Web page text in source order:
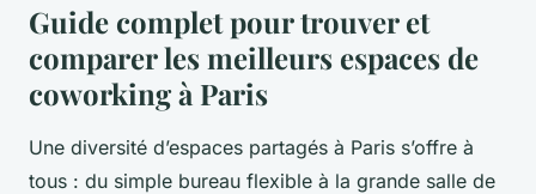
Guide complet pour trouver et
comparer les meilleurs espaces de
coworking à Paris
Une diversité d’espaces partagés à Paris s’offre à
tous : du simple bureau flexible à la grande salle de